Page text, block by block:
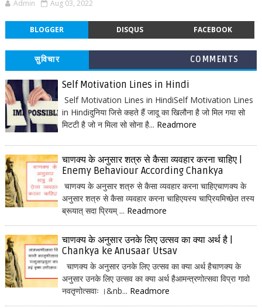
Admin Aug 03, 2022
BLOGGER DISQUS FACEBOOK
सुविचार COMMENTS
Self Motivation Lines in Hindi
Self Motivation Lines in HindiSelf Motivation Lines
in Hindiदुनिया जिसे कहते हैं जादू का खिलौना है जो मिल गया सो
मिटटी है जो न मिला सो सोना है... Readmore
चाणक्य के अनुसार शत्रु से कैसा व्यवहार करना चाहिए |
Enemy Behaviour According Chankya
चाणक्य के अनुसार शत्रु से कैसा व्यवहार करना चाहिएचाणक्य के
अनुसार शत्रु से कैसा व्यवहार करना चाहिएयस्य चाप्रियमिच्छेत तस्य
ब्रूयात् सदा प्रियम् ... Readmore
चाणक्य के अनुसार उनके लिए उत्सव का क्या अर्थ है |
Chankya ke Anusaar Utsav
चाणक्य के अनुसार उनके लिए उत्सव का क्या अर्थ हैचाणक्य के
अनुसार उनके लिए उत्सव का क्या अर्थ हैआमन्त्रणोत्सवा विप्रा गावो
नवतृणोत्सवाः ।&nb... Readmore